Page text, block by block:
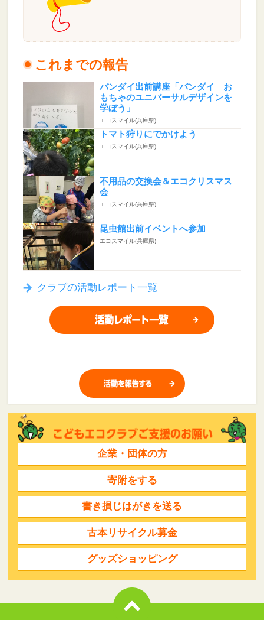
これまでの報告
バンダイ出前講座「バンダイ お
もちゃのユニバーサルデザインを
学ぼう」
エコスマイル(兵庫県)
トマト狩りにでかけよう
エコスマイル(兵庫県)
不用品の交換会＆エコクリスマス
会
エコスマイル(兵庫県)
昆虫館出前イベントへ参加
エコスマイル(兵庫県)
クラブの活動レポート一覧
企業・団体の方
寄附をする
書き損じはがきを送る
古本リサイクル募金
グッズショッピング